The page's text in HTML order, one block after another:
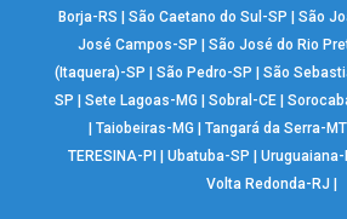
Borja-RS |São Caetano do Sul-SP |São
José Campos-SP |São José do Rio
(Itaquera)-SP |São Pedro-SP |São
SP |Sete Lagoas-MG |Sobral-CE |
| Taiobeiras-MG | Tangará da Serra-MT
TERESINA-PI |Ubatuba-SP |Uruguaiana-
Volta Redonda-RJ |